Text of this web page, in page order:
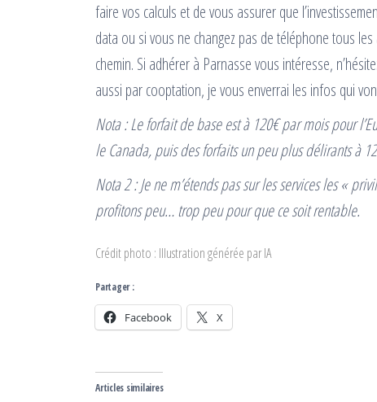
faire vos calculs et de vous assurer que
data ou si vous ne changez pas de téléphone tous
chemin. Si adhérer à Parnasse vous intéresse,
aussi par cooptation, je vous enverrai les infos qui
Nota : Le forfait de base est à 120€ par mois pour
le Canada, puis des forfaits un peu plus délirants à
Nota 2 : Je ne m’étends pas sur les services les «
profitons peu… trop peu pour que ce soit rentable.
Crédit photo : Illustration générée par IA
Partager :
Facebook X
Articles similaires